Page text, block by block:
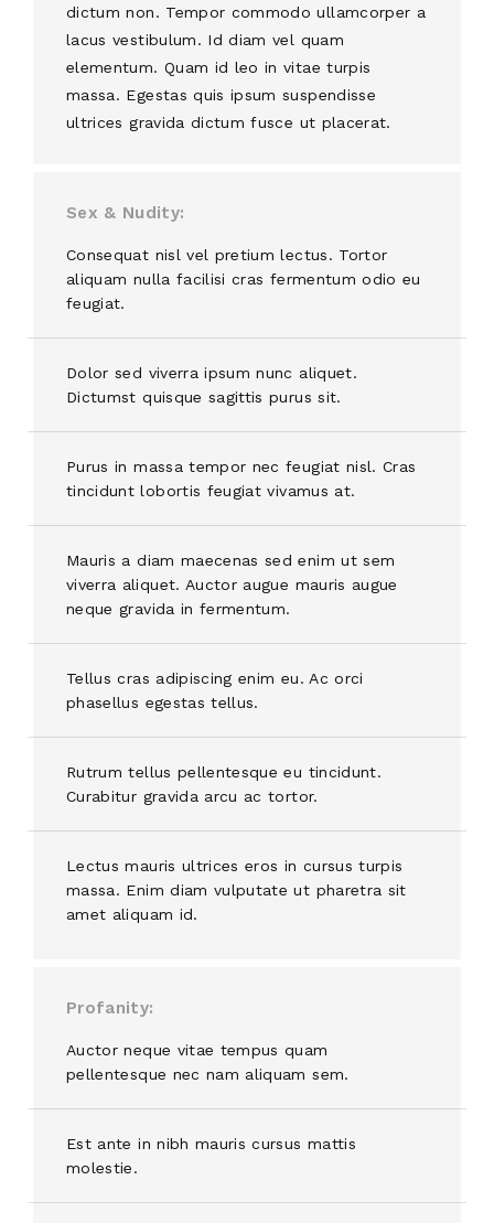
dictum non. Tempor commodo ullamcorper a
lacus vestibulum. Id diam vel quam
elementum. Quam id leo in vitae turpis
massa. Egestas quis ipsum suspendisse
ultrices gravida dictum fusce ut placerat.
Sex & Nudity
Consequat nisl vel pretium lectus. Tortor
aliquam nulla facilisi cras fermentum odio eu
feugiat.
Dolor sed viverra ipsum nunc aliquet.
Dictumst quisque sagittis purus sit.
Purus in massa tempor nec feugiat nisl. Cras
tincidunt lobortis feugiat vivamus at.
Mauris a diam maecenas sed enim ut sem
viverra aliquet. Auctor augue mauris augue
neque gravida in fermentum.
Tellus cras adipiscing enim eu. Ac orci
phasellus egestas tellus.
Rutrum tellus pellentesque eu tincidunt.
Curabitur gravida arcu ac tortor.
Lectus mauris ultrices eros in cursus turpis
massa. Enim diam vulputate ut pharetra sit
amet aliquam id.
Profanity
Auctor neque vitae tempus quam
pellentesque nec nam aliquam sem.
Est ante in nibh mauris cursus mattis
molestie.